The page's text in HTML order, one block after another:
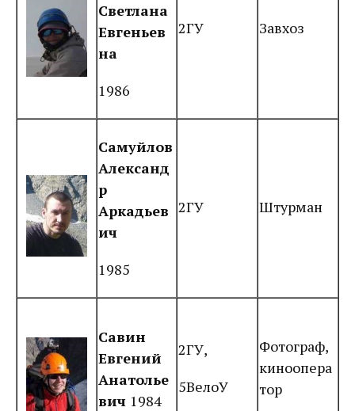
Светлана
Евгеньев
на
1986
2ГУ Завхоз
Самуйлов
Александ
р
Аркадьев
ич
1985
2ГУ Штурман
Савин
Евгений
Анатолье
вич 1984
2ГУ,
5ВелоУ
Фотограф,
киноопера
тор